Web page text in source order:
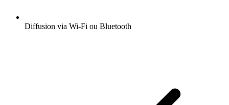
Diffusion via Wi-Fi ou Bluetooth